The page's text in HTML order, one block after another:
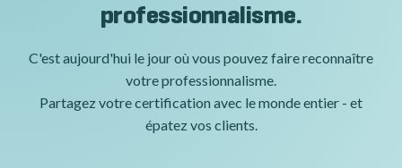
professionnalisme.
C'est aujourd'hui le jour où vous pouvez faire reconnaître
votre professionnalisme.
Partagez votre certification avec le monde entier - et
épatez vos clients.